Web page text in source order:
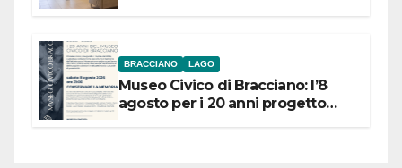
BRACCIANO LAGO
Museo Civico di Bracciano: l’8
agosto per i 20 anni progetto